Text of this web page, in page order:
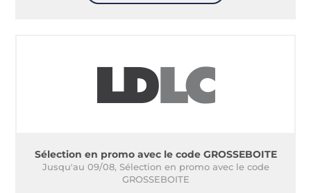
Sélection en promo avec le code GROSSEBOITE
Jusqu'au 09/08, Sélection en promo avec le code
GROSSEBOITE